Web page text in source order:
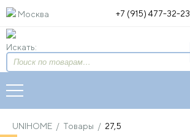
Москва +7 (915) 477-32-23
Искать:
UNIHOME / Товары / 27,5